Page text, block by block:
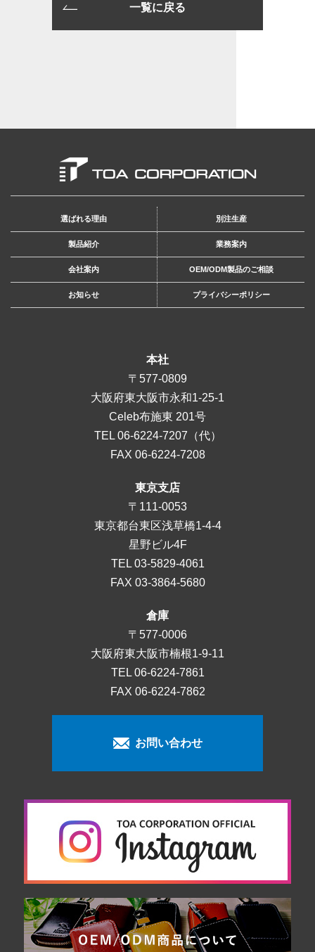
一覧に戻る
選ばれる理由 別注生産
製品紹介 業務案内
会社案内 OEM/ODM製品のご相談
お知らせ プライバシーポリシー
本社
〒577-0809
大阪府東大阪市永和1-25-1
Celeb布施東 201号
TEL 06-6224-7207 （代）
FAX 06-6224-7208
東京支店
〒111-0053
東京都台東区浅草橋1-4-4
星野ビル4F
TEL 03-5829-4061
FAX 03-3864-5680
倉庫
〒577-0006
大阪府東大阪市楠根1-9-11
TEL 06-6224-7861
FAX 06-6224-7862
お問い合わせ